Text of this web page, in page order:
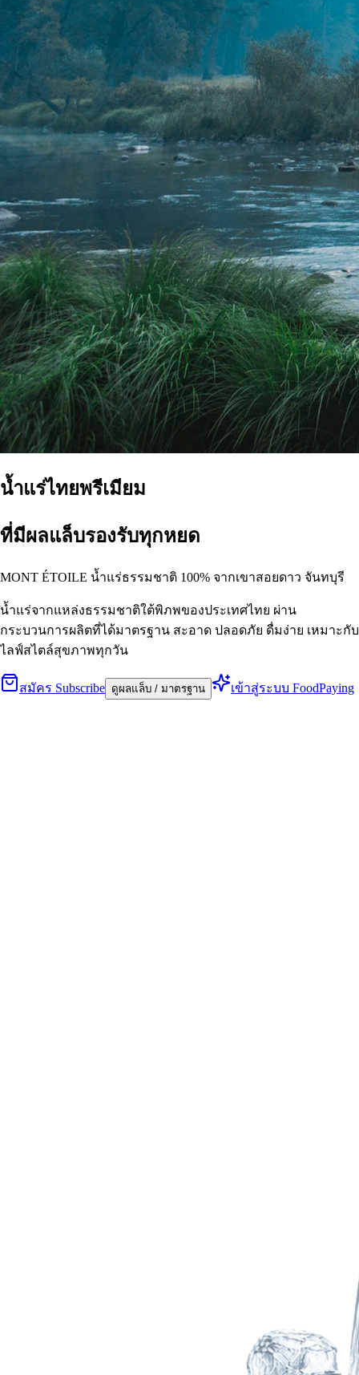
น้ำแร่ไทยพรีเมียม
ที่มีผลแล็บรองรับทุกหยด
MONT ÉTOILE น้ำแร่ธรรมชาติ 100% จากเขาสอยดาว จันทบุรี
น้ำแร่จากแหล่งธรรมชาติใต้พิภพของประเทศไทย ผ่าน
กระบวนการผลิตที่ได้มาตรฐาน สะอาด ปลอดภัย ดื่มง่าย เหมาะกับ
ไลฟ์สไตล์สุขภาพทุกวัน
สมัคร Subscribe ดูผลแล็บ / มาตรฐาน เข้าสู่ระบบ FoodPaying